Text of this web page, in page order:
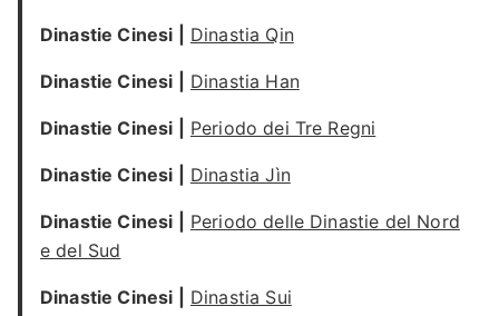
Dinastie Cinesi | Dinastia Qin
Dinastie Cinesi | Dinastia Han
Dinastie Cinesi | Periodo dei Tre Regni
Dinastie Cinesi | Dinastia Jìn
Dinastie Cinesi |
Periodo delle Dinastie del Nord
e del Sud
Dinastie Cinesi | Dinastia Sui